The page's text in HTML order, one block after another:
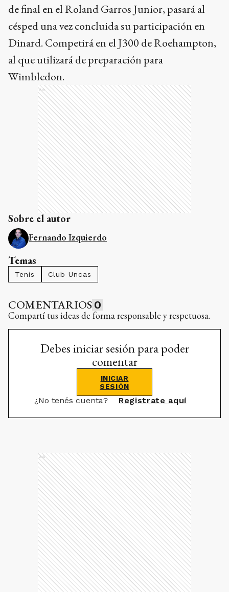
de final en el Roland Garros Junior, pasará al
césped una vez concluida su participación en
Dinard. Competirá en el J300 de Roehampton,
al que utilizará de preparación para
Wimbledon.
Ads
Sobre el autor
Fernando Izquierdo
Temas
Tenis Club Uncas
COMENTARIOS 0
Compartí tus ideas de forma responsable y respetuosa.
Debes iniciar sesión para poder
comentar
INICIAR
SESIÓN
¿No tenés cuenta? Registrate aquí
Ads